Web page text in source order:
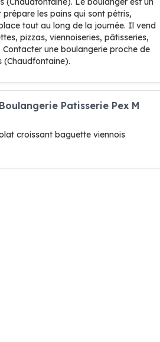
les pains qui sont pétris,
tout au long de la journée. Il vend
pizzas, viennoiseries, pâtisseries,
Contacter une boulangerie proche de
(Chaudfontaine).
Patisserie Pex M
croissant baguette viennois